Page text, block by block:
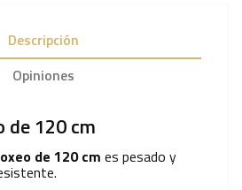
Descripción
Opiniones
de 120 cm
de 120 cm es pesado y